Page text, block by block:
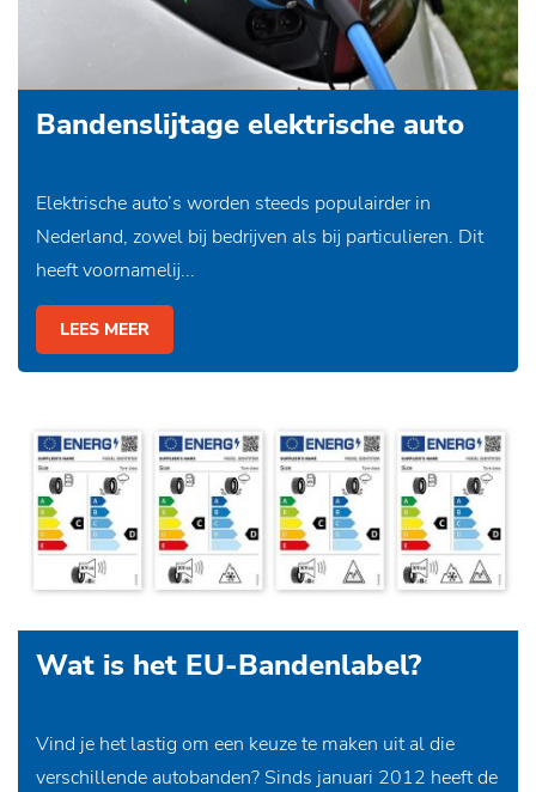
Bandenslijtage elektrische auto
Elektrische auto’s worden steeds populairder in
Nederland, zowel bij bedrijven als bij particulieren. Dit
heeft voornamelij...
LEES MEER
Wat is het EU-Bandenlabel?
Vind je het lastig om een keuze te maken uit al die
verschillende autobanden? Sinds januari 2012 heeft de